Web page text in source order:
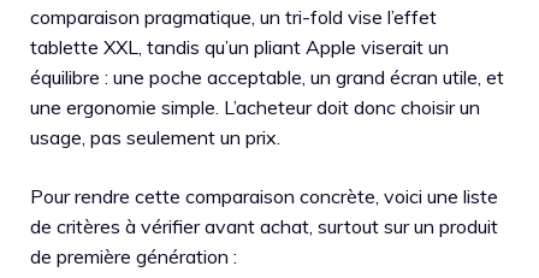
comparaison pragmatique, un tri-fold vise l’effet
tablette XXL, tandis qu’un pliant Apple viserait un
équilibre : une poche acceptable, un grand écran utile, et
une ergonomie simple. L’acheteur doit donc choisir un
usage, pas seulement un prix.
Pour rendre cette comparaison concrète, voici une liste
de critères à vérifier avant achat, surtout sur un produit
de première génération :